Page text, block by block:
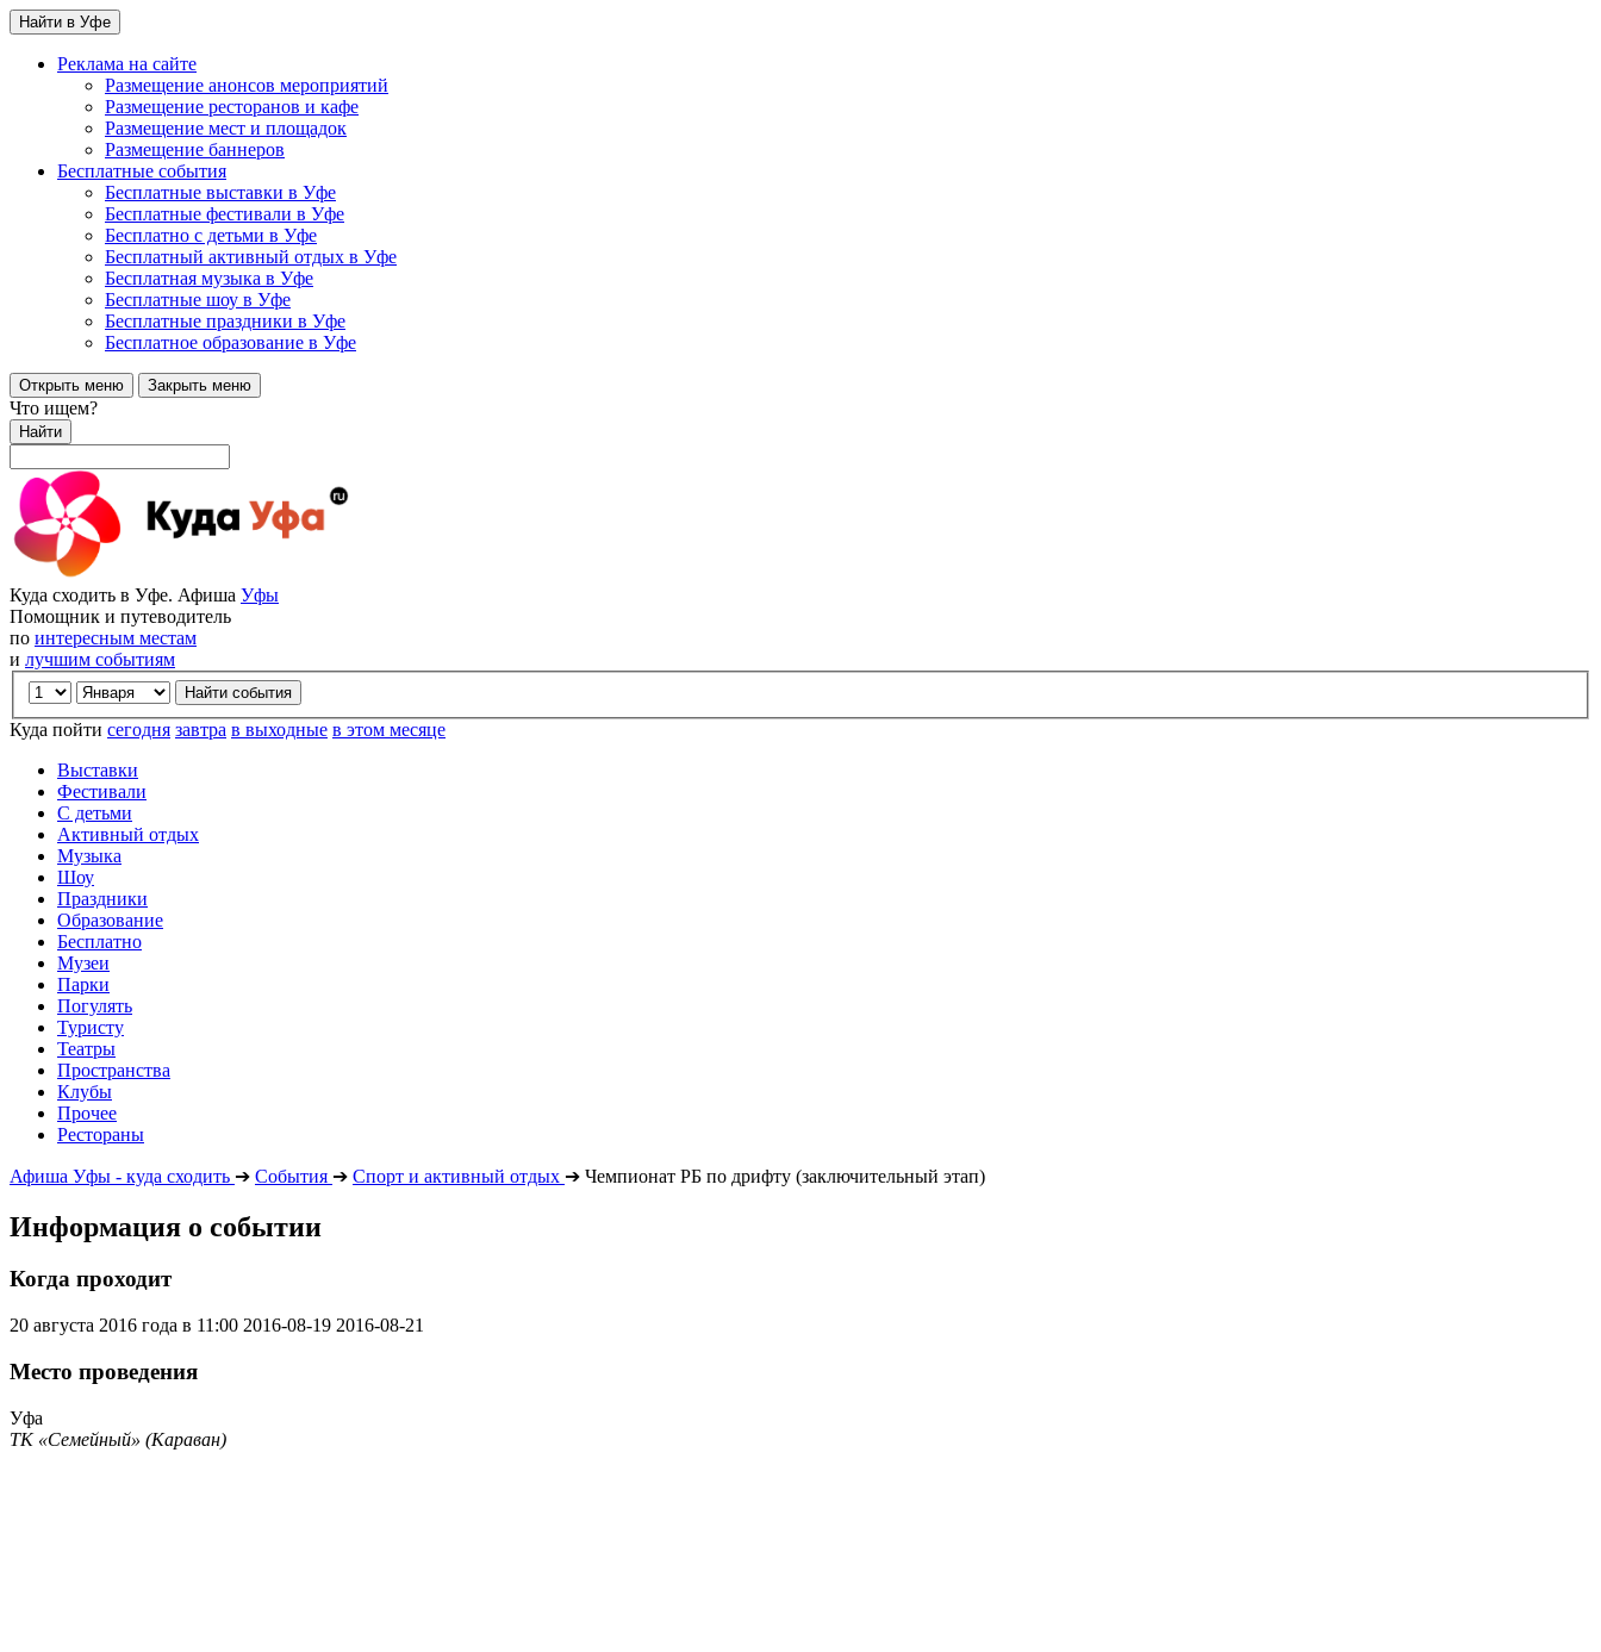
Найти в Уфе
Реклама на сайте
Размещение анонсов мероприятий
Размещение ресторанов и кафе
Размещение мест и площадок
Размещение баннеров
Бесплатные события
Бесплатные выставки в Уфе
Бесплатные фестивали в Уфе
Бесплатно с детьми в Уфе
Бесплатный активный отдых в Уфе
Бесплатная музыка в Уфе
Бесплатные шоу в Уфе
Бесплатные праздники в Уфе
Бесплатное образование в Уфе
Открыть меню Закрыть меню
Что ищем?
Найти
Куда сходить в Уфе. Афиша Уфы
Помощник и путеводитель
по интересным местам
и лучшим событиям
Куда пойти сегодня завтра в выходные в этом месяце
Выставки
Фестивали
С детьми
Активный отдых
Музыка
Шоу
Праздники
Образование
Бесплатно
Музеи
Парки
Погулять
Туристу
Театры
Пространства
Клубы
Прочее
Рестораны
Афиша Уфы - куда сходить ➔ События ➔ Спорт и активный отдых ➔ Чемпионат РБ по дрифту (заключительный этап)
Информация о событии
Когда проходит
20 августа 2016 года в 11:00 2016-08-19 2016-08-21
Место проведения
Уфа
ТК «Семейный» (Караван)